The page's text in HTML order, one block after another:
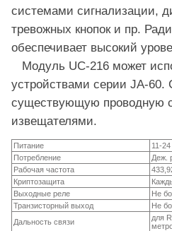
системами сигнализации,
тревожных кнопок и пр.
обеспечивает высокий
Модуль UC-216 может
устройствами серии JA-
существующую проводную
извещателями.
Питание
11-
Потребление
Деж.
Рабочая частота
Криптозащита
Выходные реле
Не
Транзисторный выход
Не
Дальность связи
для